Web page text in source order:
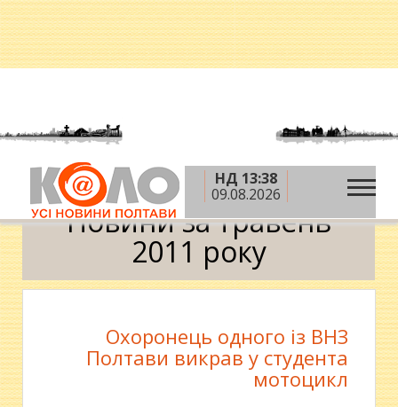
НД 13:38
09.08.2026
Головна » 2011 рік » травень Календар
Новини за травень
2011 року
Охоронець одного із ВНЗ
Полтави викрав у студента
мотоцикл